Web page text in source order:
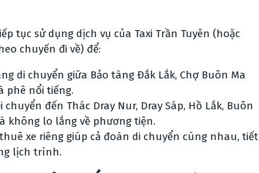
tục sử dụng dịch vụ của Taxi Trần Tuyên (hoặc
chuyến đi về) để:
di chuyển giữa Bảo tàng Đắk Lắk, Chợ Buôn Ma
phê nổi tiếng.
chuyển đến Thác Dray Nur, Dray Sáp, Hồ Lắk, Buôn
không lo lắng về phương tiện.
thuê xe riêng giúp cả đoàn di chuyển cùng nhau, tiết
lịch trình.